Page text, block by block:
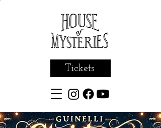
Tickets